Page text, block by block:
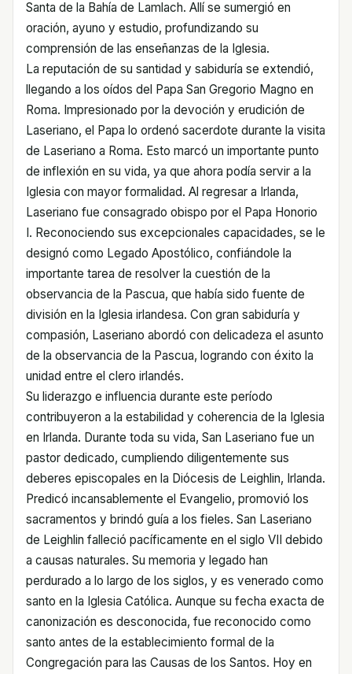
Santa de la Bahía de Lamlach. Allí se sumergió en
oración, ayuno y estudio, profundizando su
comprensión de las enseñanzas de la Iglesia.
La reputación de su santidad y sabiduría se extendió,
llegando a los oídos del Papa San Gregorio Magno en
Roma. Impresionado por la devoción y erudición de
Laseriano, el Papa lo ordenó sacerdote durante la visita
de Laseriano a Roma. Esto marcó un importante punto
de inflexión en su vida, ya que ahora podía servir a la
Iglesia con mayor formalidad. Al regresar a Irlanda,
Laseriano fue consagrado obispo por el Papa Honorio
I. Reconociendo sus excepcionales capacidades, se le
designó como Legado Apostólico, confiándole la
importante tarea de resolver la cuestión de la
observancia de la Pascua, que había sido fuente de
división en la Iglesia irlandesa. Con gran sabiduría y
compasión, Laseriano abordó con delicadeza el asunto
de la observancia de la Pascua, logrando con éxito la
unidad entre el clero irlandés.
Su liderazgo e influencia durante este período
contribuyeron a la estabilidad y coherencia de la Iglesia
en Irlanda. Durante toda su vida, San Laseriano fue un
pastor dedicado, cumpliendo diligentemente sus
deberes episcopales en la Diócesis de Leighlin, Irlanda.
Predicó incansablemente el Evangelio, promovió los
sacramentos y brindó guía a los fieles. San Laseriano
de Leighlin falleció pacíficamente en el siglo VII debido
a causas naturales. Su memoria y legado han
perdurado a lo largo de los siglos, y es venerado como
santo en la Iglesia Católica. Aunque su fecha exacta de
canonización es desconocida, fue reconocido como
santo antes de la establecimiento formal de la
Congregación para las Causas de los Santos. Hoy en